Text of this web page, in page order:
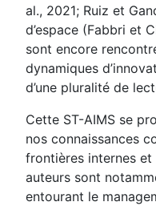
al., 2021; Ruiz et
d’espace (Fabbri et
sont encore
dynamiques
d’une pluralité de
Cette ST-AIMS se
nos connaissances
frontières internes et
auteurs sont
entourant le